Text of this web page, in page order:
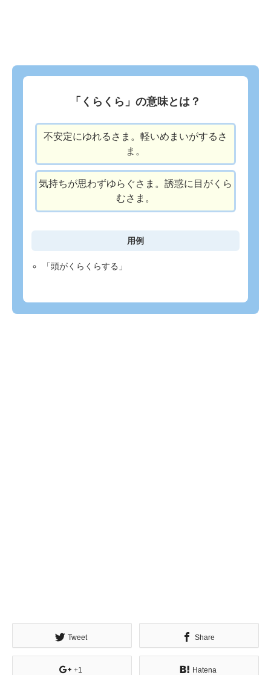
「くらくら」の意味とは？
不安定にゆれるさま。軽いめまいがするさ
ま。
気持ちが思わずゆらぐさま。誘惑に目がくら
むさま。
用例
「頭がくらくらする」
Tweet Share
+1 Hatena